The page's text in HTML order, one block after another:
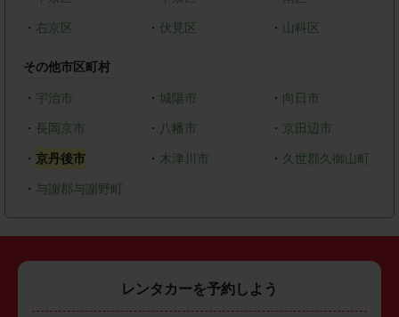
・ 右京区 ・ 伏見区 ・ 山科区
その他市区町村
・ 宇治市 ・ 城陽市 ・ 向日市
・ 長岡京市 ・ 八幡市 ・ 京田辺市
・ 京丹後市 ・ 木津川市 ・ 久世郡久御山町
・ 与謝郡与謝野町
レンタカーを予約しよう